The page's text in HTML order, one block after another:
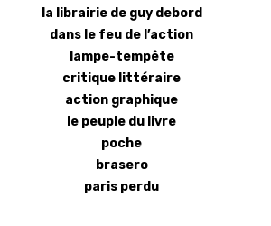
la librairie de guy debord
dans le feu de l’action
lampe-tempête
critique littéraire
action graphique
le peuple du livre
poche
brasero
paris perdu